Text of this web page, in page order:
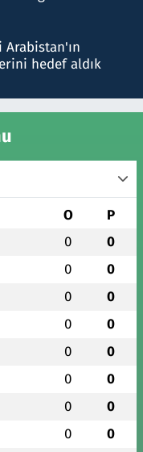
hedef aldık
O P
0 0
0 0
0 0
0 0
0 0
0 0
0 0
0 0